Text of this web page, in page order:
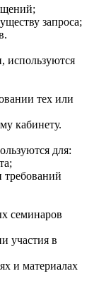
запроса;
используются
тех или
кабинету.
для:
требований
семинаров
участия в
и материалах